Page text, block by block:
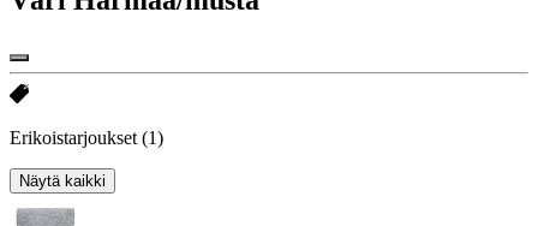
Erikoistarjoukset (1)
Näytä kaikki